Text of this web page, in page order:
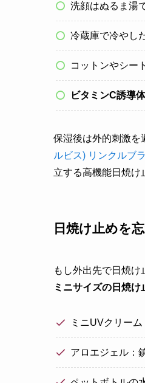
洗顔はぬるま湯
冷蔵庫で冷やし
コットンやシー
ビタミンC誘導
保湿後は外的刺激を
ルビス) リンクルブ
立する高機能日焼け
日焼け止めを
もし外出先で日焼け
ミニサイズの日焼
ミニUVクリー
アロエジェル：